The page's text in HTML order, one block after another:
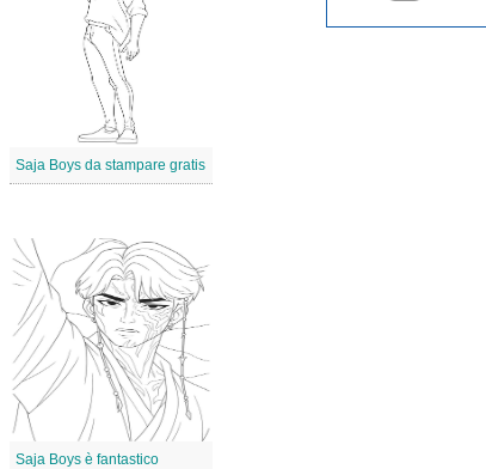
Saja Boys da stampare gratis
Saja Boys è fantastico